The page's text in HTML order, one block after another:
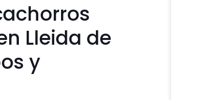
Lleida de
y